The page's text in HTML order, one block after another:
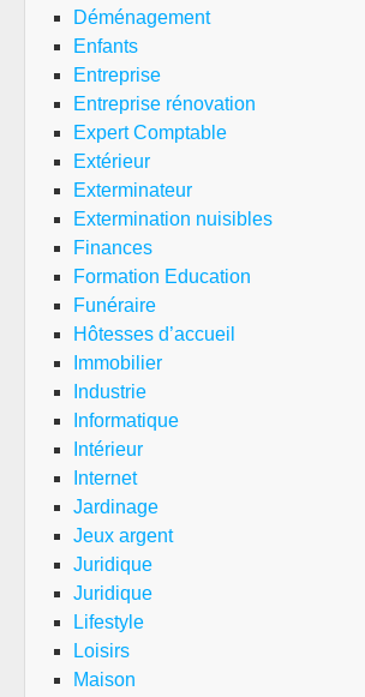
Déménagement
Enfants
Entreprise
Entreprise rénovation
Expert Comptable
Extérieur
Exterminateur
Extermination nuisibles
Finances
Formation Education
Funéraire
Hôtesses d’accueil
Immobilier
Industrie
Informatique
Intérieur
Internet
Jardinage
Jeux argent
Juridique
Juridique
Lifestyle
Loisirs
Maison